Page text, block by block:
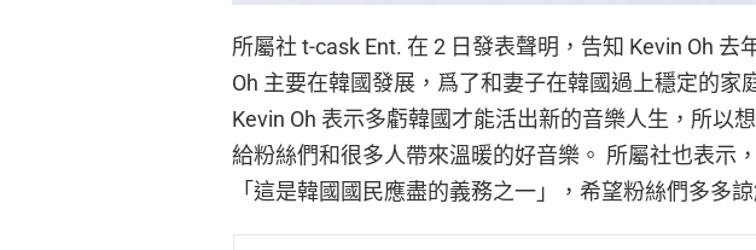
所屬社 t-cask Ent. 在 2 日發表聲明，告知 Kevin Oh 去
Oh 主要在韓國發展，爲了和妻子在韓國過上穩定的家
Kevin Oh 表示多虧韓國才能活出新的音樂人生，所以
給粉絲們和很多人帶來溫暖的好音樂。 所屬社也表示
「這是韓國國民應盡的義務之一」，希望粉絲們多多諒